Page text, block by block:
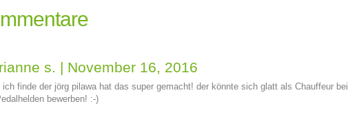
s. | November 16, 2016
ich finde der jörg pilawa hat das super gemacht! der könnte sich glatt als Chauffeur bei
bewerben! :-)